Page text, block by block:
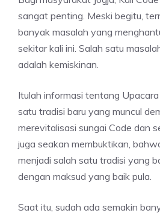
sangat penting. Meski begitu,
banyak masalah yang
sekitar kali ini. Salah satu
adalah kemiskinan.
Itulah informasi tentang
satu tradisi baru yang muncul
merevitalisasi sungai Code dan
juga seakan membuktikan,
menjadi salah satu tradisi yang
dengan maksud yang baik pula.
Saat itu, sudah ada semakin